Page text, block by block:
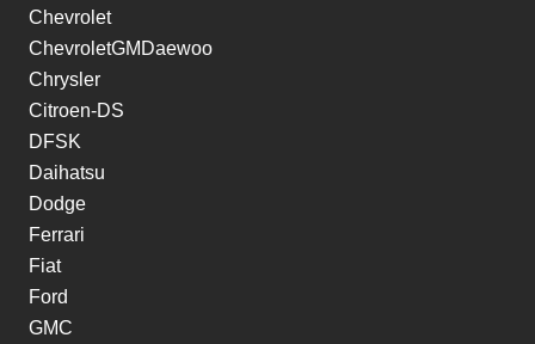
Chevrolet
ChevroletGMDaewoo
Chrysler
Citroen-DS
DFSK
Daihatsu
Dodge
Ferrari
Fiat
Ford
GMC